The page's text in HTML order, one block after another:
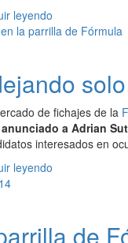
leyendo
de fichajes de la
a Adrian
interesados en
leyendo
de